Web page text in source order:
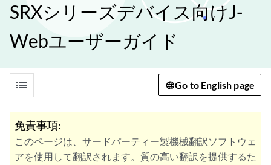
SRXシリーズデバイス向けJ-
Webユーザーガイド
list Go to English page
免責事項:
このページは、サードパーティー製機械翻訳ソフトウェ
アを使用して翻訳されます。質の高い翻訳を提供するた